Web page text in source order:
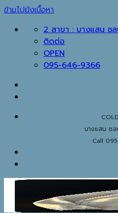
ข้ามไปยังเนื้อหา
2 สาขา : บางแสน ชล
ติดต่อ
OPEN
095-646-9366
บางแสน ช
Call